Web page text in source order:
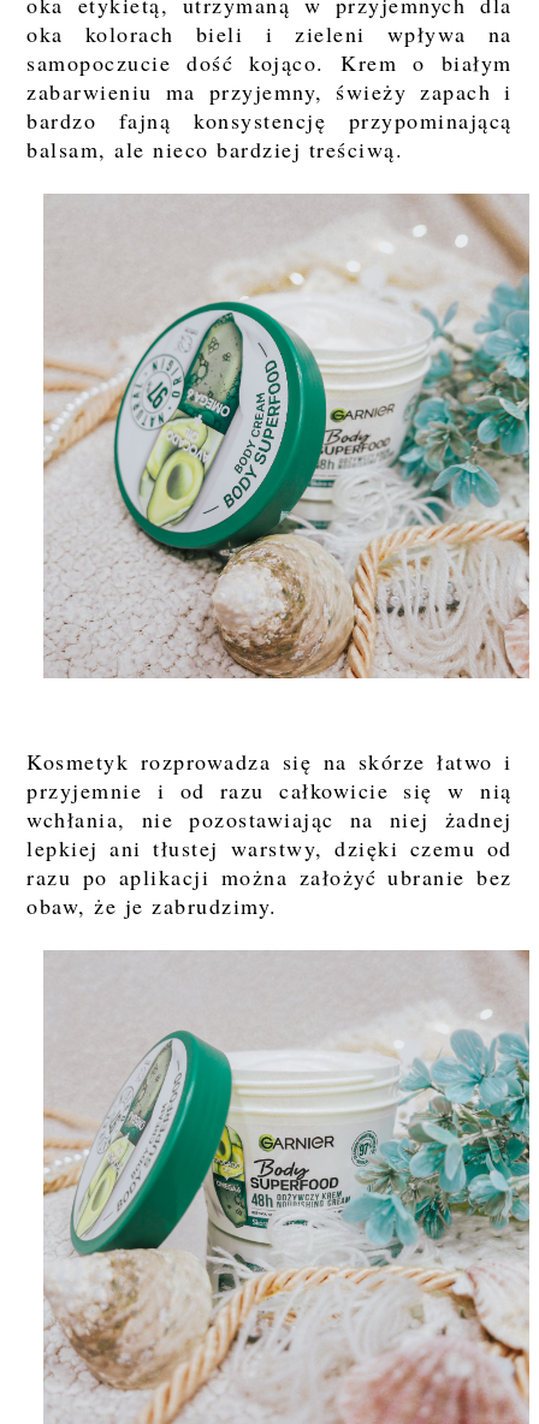
oka kolorach bieli i zieleni wpływa na
samopoczucie dość kojąco. Krem o białym
zabarwieniu ma przyjemny, świeży zapach i
bardzo fajną konsystencję przypominającą
balsam, ale nieco bardziej treściwą.
Kosmetyk rozprowadza się na skórze łatwo i
przyjemnie i od razu całkowicie się w nią
wchłania, nie pozostawiając na niej żadnej
lepkiej ani tłustej warstwy, dzięki czemu od
razu po aplikacji można założyć ubranie bez
obaw, że je zabrudzimy.